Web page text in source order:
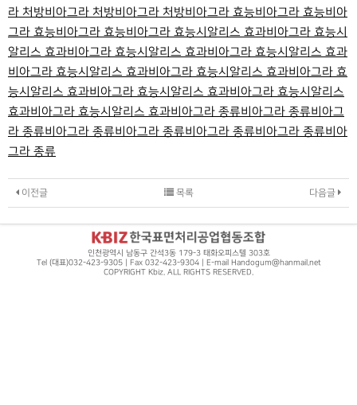
라 처방비아그라 처방비아그라 처방비아그라 효능비아그라 효능비아
그라 효능비아그라 효능비아그라 효능시알리스 효과비아그라 효능시
알리스 효과비아그라 효능시알리스 효과비아그라 효능시알리스 효과
비아그라 효능시알리스 효과비아그라 효능시알리스 효과비아그라 효
능시알리스 효과비아그라 효능시알리스 효과비아그라 효능시알리스
효과비아그라 효능시알리스 효과비아그라 종류비아그라 종류비아그
라 종류비아그라 종류비아그라 종류비아그라 종류비아그라 종류비아
그라 종류
이전글 다음글
목록
인천광역시 남동구 간석3동 179-3 태화오피스텔 303호
Tel (대표)032-423-9305 | Fax 032-423-9304 | E-mail Handogum@hanmail.net
COPYRIGHT Kbiz. ALL RIGHTS RESERVED.